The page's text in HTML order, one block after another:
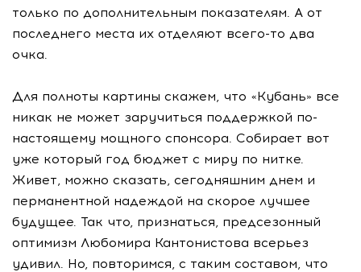
только по дополнительным показателям. А от
последнего места их отделяют всего-то два
очка.
Для полноты картины скажем, что «Кубань» все
никак не может заручиться поддержкой по-
настоящему мощного спонсора. Собирает вот
уже который год бюджет с миру по нитке.
Живет, можно сказать, сегодняшним днем и
перманентной надеждой на скорое лучшее
будущее. Так что, признаться, предсезонный
оптимизм Любомира Кантонистова всерьез
удивил. Но, повторимся, с таким составом, что